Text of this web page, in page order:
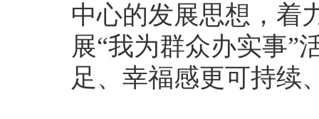
中心的发展思想，着
展“我为群众办实事”
足、幸福感更可持续